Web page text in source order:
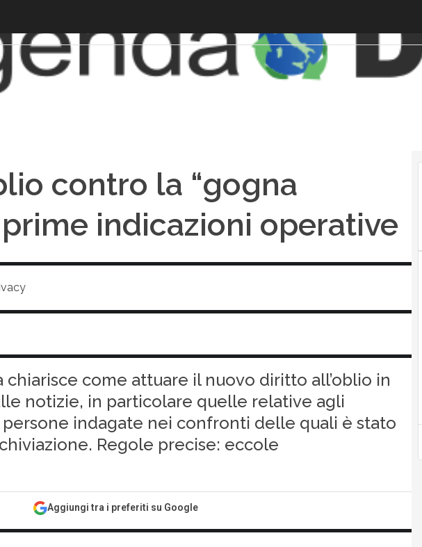
contro la “gogna
indicazioni operative
come attuare il nuovo diritto all’oblio in
notizie, in particolare quelle relative agli
indagate nei confronti delle quali è stato
Regole precise: eccole
Aggiungi tra i preferiti su Google